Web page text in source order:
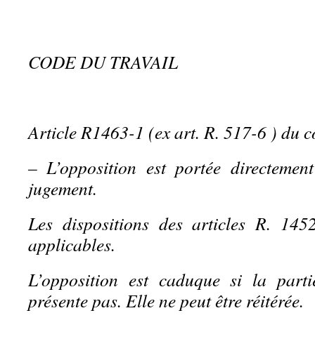
CODE DU TRAVAIL
Article R1463-1 (ex art. R. 517-6 ) du
– L’opposition est portée
jugement.
Les dispositions des articles R.
applicables.
L’opposition est caduque si la
présente pas. Elle ne peut être réitérée.